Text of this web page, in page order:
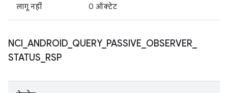
लागू नहीं 0 ऑक्टेट
NCI ANDROID QUERY_ PASSIVE OBSERVER
STATUS RSP